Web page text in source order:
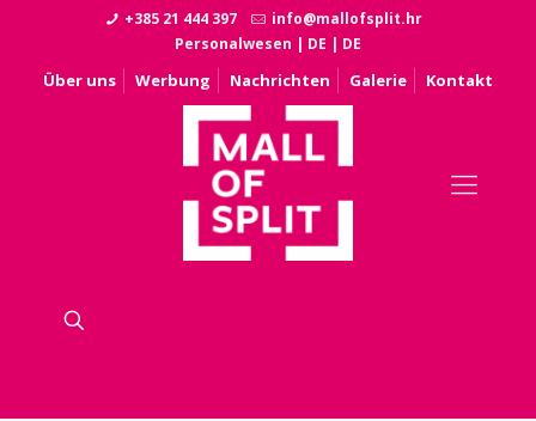
+385 21 444 397
info@mallofsplit.hr
Personalwesen | DE | DE
Über uns Werbung Nachrichten Galerie Kontakt